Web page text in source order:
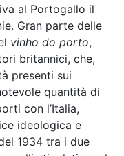
al Portogallo il
Gran parte delle
vinho do porto,
britannici, che,
presenti sui
quantità di
con l’Italia,
ideologica e
1934 tra i due